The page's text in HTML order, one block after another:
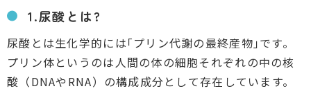
1.尿酸とは?
尿酸とは生化学的には｢プリン代謝の最終産物｣です。
プリン体というのは人間の体の細胞それぞれの中の核
酸（DNAやRNA）の構成成分として存在しています。